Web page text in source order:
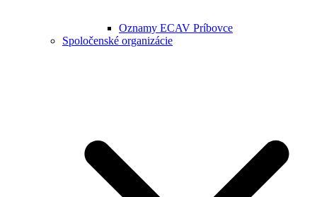
Oznamy ECAV Príbovce
Spoločenské organizácie